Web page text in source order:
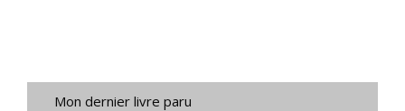
Mon dernier livre paru